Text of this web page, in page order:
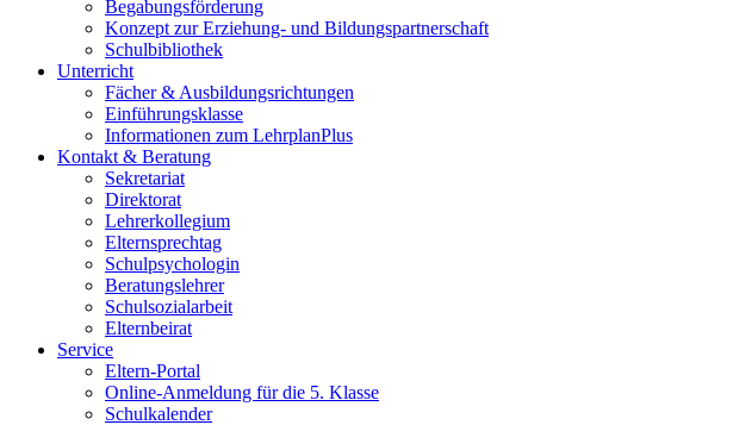
Begabungsförderung
Konzept zur Erziehung- und Bildungspartnerschaft
Schulbibliothek
Unterricht
Fächer & Ausbildungsrichtungen
Einführungsklasse
Informationen zum LehrplanPlus
Kontakt & Beratung
Sekretariat
Direktorat
Lehrerkollegium
Elternsprechtag
Schulpsychologin
Beratungslehrer
Schulsozialarbeit
Elternbeirat
Service
Eltern-Portal
Online-Anmeldung für die 5. Klasse
Schulkalender